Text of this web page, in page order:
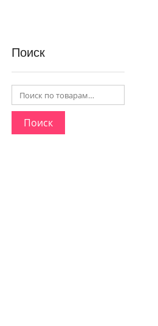
Поиск
Поиск